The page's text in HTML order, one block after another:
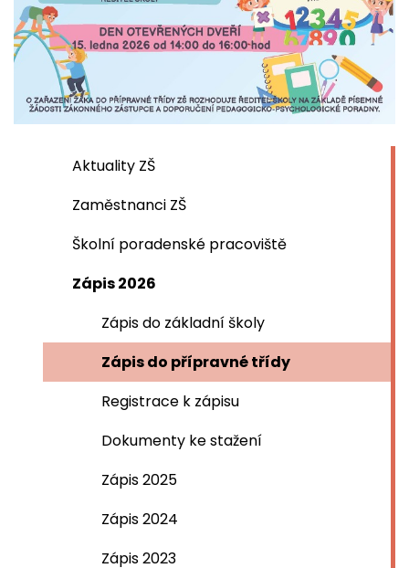
Aktuality ZŠ
Zaměstnanci ZŠ
Školní poradenské pracoviště
Zápis 2026
Zápis do základní školy
Zápis do přípravné třídy
Registrace k zápisu
Dokumenty ke stažení
Zápis 2025
Zápis 2024
Zápis 2023